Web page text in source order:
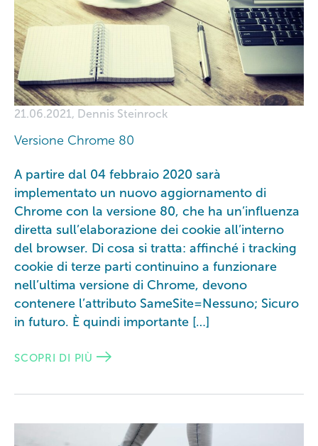
21.06.2021, Dennis Steinrock
Versione Chrome 80
A partire dal 04 febbraio 2020 sarà
implementato un nuovo aggiornamento di
Chrome con la versione 80, che ha un’influenza
diretta sull’elaborazione dei cookie all’interno
del browser. Di cosa si tratta: affinché i tracking
cookie di terze parti continuino a funzionare
nell’ultima versione di Chrome, devono
contenere l’attributo SameSite=Nessuno; Sicuro
in futuro. È quindi importante […]
SCOPRI DI PIÙ